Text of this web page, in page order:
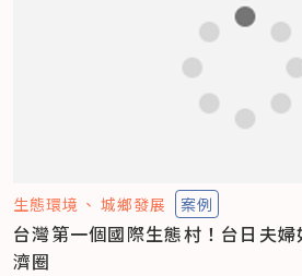
生態環境 城鄉發展 案例
台灣第一個國際生態村！台日夫
濟圈